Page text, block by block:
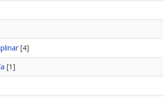
[4]
[1]